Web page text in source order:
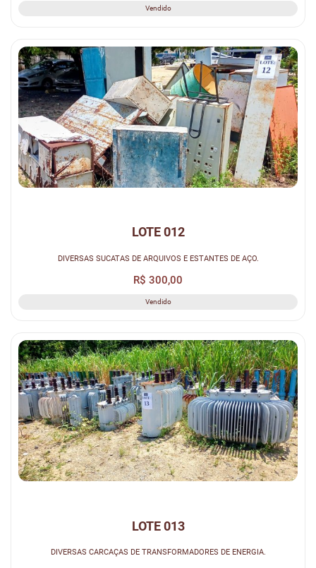
Vendido
LOTE 012
DIVERSAS SUCATAS DE ARQUIVOS E ESTANTES DE AÇO.
R$ 300,00
Vendido
LOTE 013
DIVERSAS CARCAÇAS DE TRANSFORMADORES DE ENERGIA.